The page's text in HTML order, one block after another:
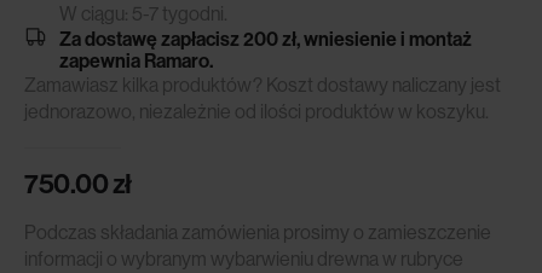
W ciągu: 5-7 tygodni.
Za dostawę zapłacisz 200 zł, wniesienie i montaż
zapewnia Ramaro.
Zamawiasz kilka produktów? Koszt dostawy naliczany jest
jednorazowo, niezależnie od ilości produktów w koszyku.
750.00zł
Podczas składania zamówienia prosimy o zamieszczenie
informacji o wybranym wybarwieniu drewna w rubryce